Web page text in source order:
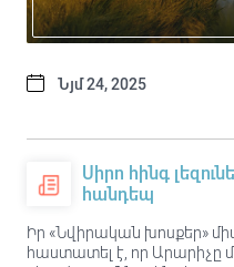
Նյմ 24, 2025
Սիրո հինգ
հանդեպ
Իր «Նվիրական խոսքեր»
հաստատել է, որ Արարիչը